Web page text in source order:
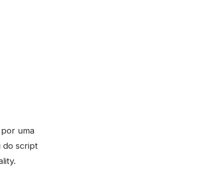
uma
do script